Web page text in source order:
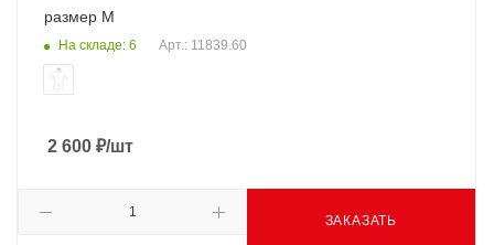
размер M
На складе: 6 Арт.: 11839.60
2 600 ₽/шт
ЗАКАЗАТЬ